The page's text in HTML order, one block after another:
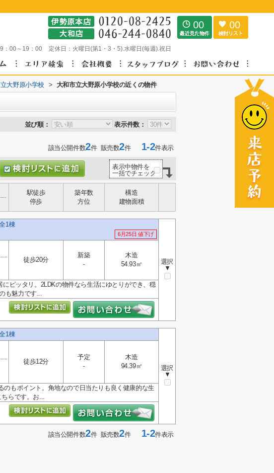
：00～19：00 定休日： 火曜日(第1・3・5).水曜日(毎週).祝日
00 00
大野原小学校 > 大和市立大野原小学校の近くの物件
並び順： 表示件数：
該当公開件数2件 販売数2件1-2件表示
表示中物件を
一括でチェック
駅徒歩
停歩
築年数
方位
構造
建物面積
1棟
6月25日 値下げ
選択
▼
徒歩20分
新築
-
木造
54.93㎡
ピッタリ。2LDKの物件なら生活にゆとりができ、穏
も魅力です...
1棟
選択
▼
徒歩12分
予定
-
木造
94.39㎡
もポイント。角地なので日当たりも良く健康的な生
らです。お...
該当公開件数2件 販売数2件1-2件表示